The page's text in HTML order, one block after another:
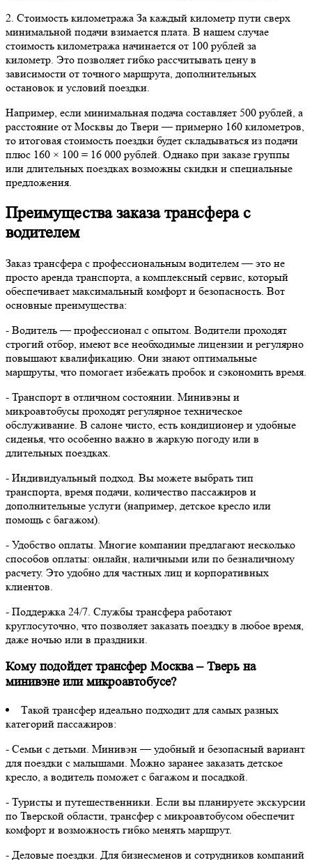
2. Стоимость километража За каждый километр пути сверх
минимальной подачи взимается плата. В нашем случае
стоимость километража начинается от 100 рублей за
километр. Это позволяет гибко рассчитывать цену в
зависимости от точного маршрута, дополнительных
остановок и условий поездки.
Например, если минимальная подача составляет 500 рублей, а
расстояние от Москвы до Твери — примерно 160 километров,
то итоговая стоимость поездки будет складываться из подачи
плюс 160 × 100 = 16 000 рублей. Однако при заказе группы
или длительных поездках возможны скидки и специальные
предложения.
Преимущества заказа трансфера с
водителем
Заказ трансфера с профессиональным водителем — это не
просто аренда транспорта, а комплексный сервис, который
обеспечивает максимальный комфорт и безопасность. Вот
основные преимущества:
- Водитель — профессионал с опытом. Водители проходят
строгий отбор, имеют все необходимые лицензии и регулярно
повышают квалификацию. Они знают оптимальные
маршруты, что помогает избежать пробок и сэкономить время.
- Транспорт в отличном состоянии. Минивэны и
микроавтобусы проходят регулярное техническое
обслуживание. В салоне чисто, есть кондиционер и удобные
сиденья, что особенно важно в жаркую погоду или в
длительных поездках.
- Индивидуальный подход. Вы можете выбрать тип
транспорта, время подачи, количество пассажиров и
дополнительные услуги (например, детское кресло или
помощь с багажом).
- Удобство оплаты. Многие компании предлагают несколько
способов оплаты: онлайн, наличными или по безналичному
расчету. Это удобно для частных лиц и корпоративных
клиентов.
- Поддержка 24/7. Службы трансфера работают
круглосуточно, что позволяет заказать поездку в любое время,
даже ночью или в праздники.
Кому подойдет трансфер Москва – Тверь на
минивэне или микроавтобусе?
Такой трансфер идеально подходит для самых разных
категорий пассажиров:
- Семьи с детьми. Минивэн — удобный и безопасный вариант
для поездки с малышами. Можно заранее заказать детское
кресло, а водитель поможет с багажом и посадкой.
- Туристы и путешественники. Если вы планируете экскурсии
по Тверской области, трансфер с микроавтобусом обеспечит
комфорт и возможность гибко менять маршрут.
- Деловые поездки. Для бизнесменов и сотрудников компаний